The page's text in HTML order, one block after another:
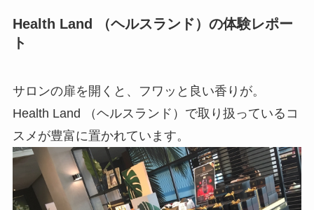
Health Land （ヘルスランド）の体験レポー
ト
サロンの扉を開くと、フワッと良い香りが。
Health Land （ヘルスランド）で取り扱っているコ
スメが豊富に置かれています。